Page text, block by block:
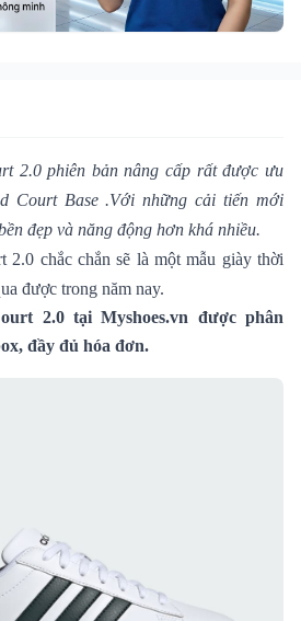
2.0phiên bản nâng cấp rất được ưu
Court Base.Với những cải tiến mới
đẹp và năng động hơn khá nhiều.
2.0 chắc chắn sẽ là một mẫu giày thời
được trong năm nay.
2.0 tạiMyshoes.vn được phân
đầy đủ hóa đơn.